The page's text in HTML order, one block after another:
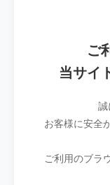
ご
当サイ
誠
お客様に安全
ご利用のブラ